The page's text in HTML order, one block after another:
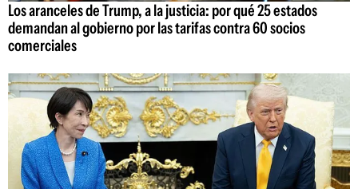
Los aranceles de Trump, a la justicia: por qué 25 estados
demandan al gobierno por las tarifas contra 60 socios
comerciales